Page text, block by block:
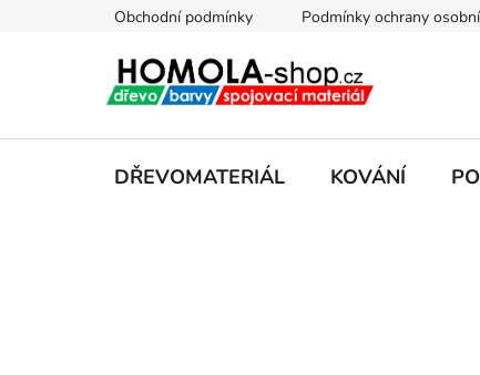
Obchodní podmínky Podmínky ochrany
DŘEVOMATERIÁL KOVÁNÍ